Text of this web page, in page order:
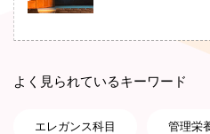
よく見られているキーワード
エレガンス科目 管理栄